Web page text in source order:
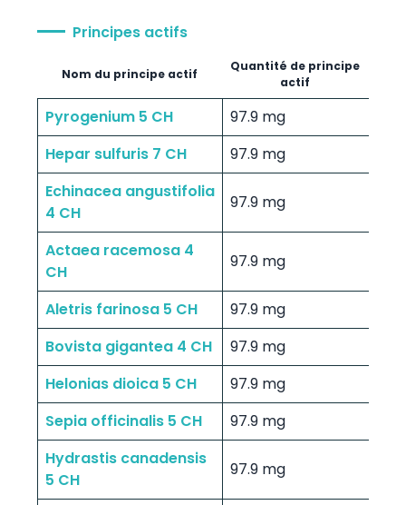
Principes actifs
Nom du principe actif
Quantité de principe
actif
Pyrogenium 5 CH
97.9 mg
Hepar sulfuris 7 CH
97.9 mg
Echinacea angustifolia
4 CH
97.9 mg
Actaea racemosa 4
CH
97.9 mg
Aletris farinosa 5 CH
97.9 mg
Bovista gigantea 4 CH
97.9 mg
Helonias dioica 5 CH
97.9 mg
Sepia officinalis 5 CH
97.9 mg
Hydrastis canadensis
5 CH
97.9 mg